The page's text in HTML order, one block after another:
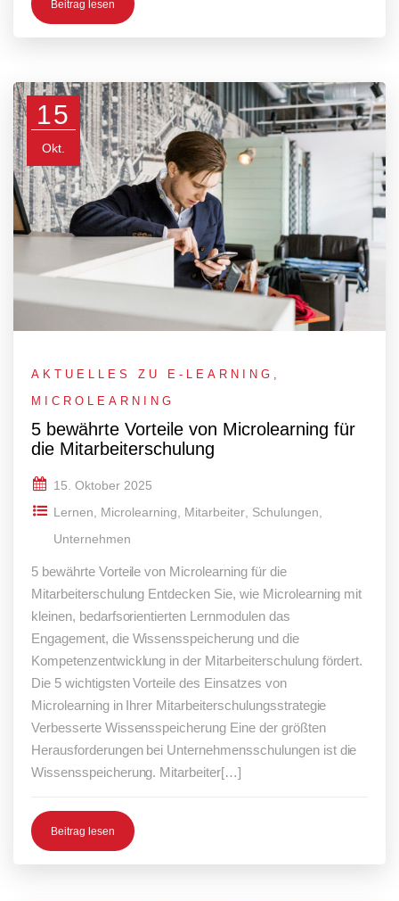
Beitrag lesen
15
Okt.
AKTUELLES ZU E-LEARNING
MICROLEARNING
5 bewährte Vorteile von Microlearning für
die Mitarbeiterschulung
15. Oktober 2025
Lernen
Microlearning Mitarbeiter Schulungen
Unternehmen
5 bewährte Vorteile von Microlearning für die
Mitarbeiterschulung Entdecken Sie, wie Microlearning mit
kleinen, bedarfsorientierten Lernmodulen das
Engagement, die Wissensspeicherung und die
Kompetenzentwicklung in der Mitarbeiterschulung fördert.
Die 5 wichtigsten Vorteile des Einsatzes von
Microlearning in Ihrer Mitarbeiterschulungsstrategie
Verbesserte Wissensspeicherung Eine der größten
Herausforderungen bei Unternehmensschulungen ist die
Wissensspeicherung. Mitarbeiter[…]
Beitrag lesen